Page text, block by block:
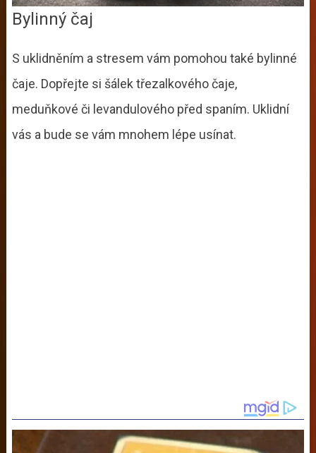
Bylinný čaj
S uklidněním a stresem vám pomohou také bylinné
čaje. Dopřejte si šálek třezalkového čaje,
meduňkové či levandulového před spaním. Uklidní
vás a bude se vám mnohem lépe usínat.